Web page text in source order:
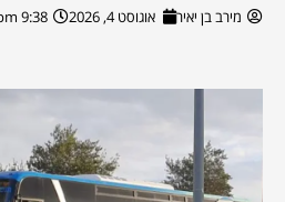
מירב בן יאיר אוגוסט 4, 2026 9:38 pm